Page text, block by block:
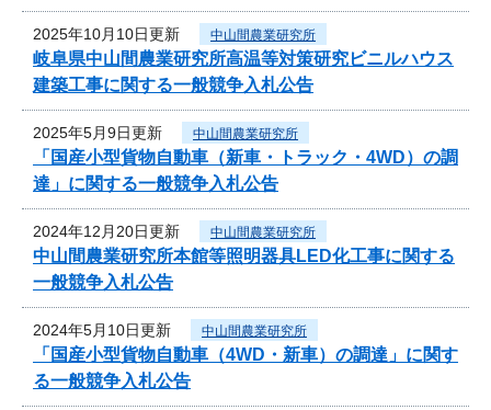
2025年10月10日更新 中山間農業研究所
岐阜県中山間農業研究所高温等対策研究ビニルハウス
建築工事に関する一般競争入札公告
2025年5月9日更新 中山間農業研究所
「国産小型貨物自動車（新車・トラック・4WD）の調
達」に関する一般競争入札公告
2024年12月20日更新 中山間農業研究所
中山間農業研究所本館等照明器具LED化工事に関する
一般競争入札公告
2024年5月10日更新 中山間農業研究所
「国産小型貨物自動車（4WD・新車）の調達」に関す
る一般競争入札公告